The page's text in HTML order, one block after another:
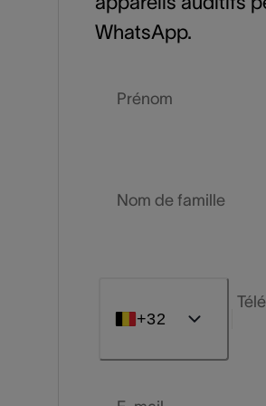
WhatsApp.
Prénom
Nom de famille
+32